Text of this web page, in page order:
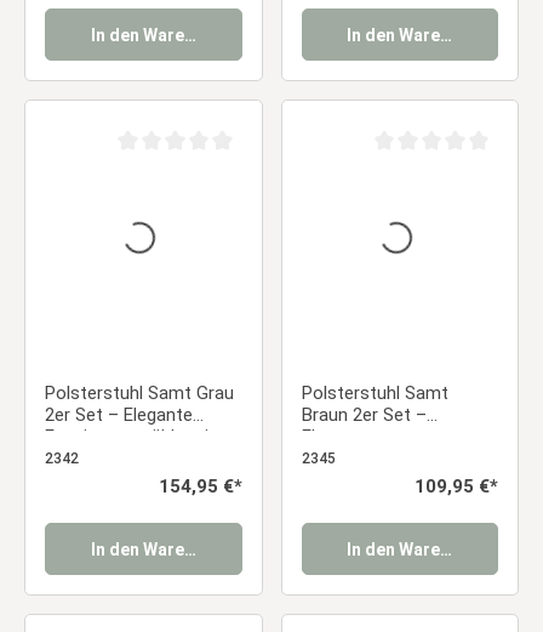
Essstuhl
In den Warenkorb In den Warenkorb
Polsterstuhl Samt Grau
2er Set – Elegante
Esszimmerstühle mit
Armlehnen & weicher
Polsterung Essstuhl
2342
Regulärer Preis:
154,95 €*
In den Warenkorb
Polsterstuhl Samt
Braun 2er Set –
Elegante
Esszimmerstühle mit
Armlehnen & weicher
Polsterung Essstuhl
2345
Regulärer Preis:
109,95 €*
In den Warenkorb